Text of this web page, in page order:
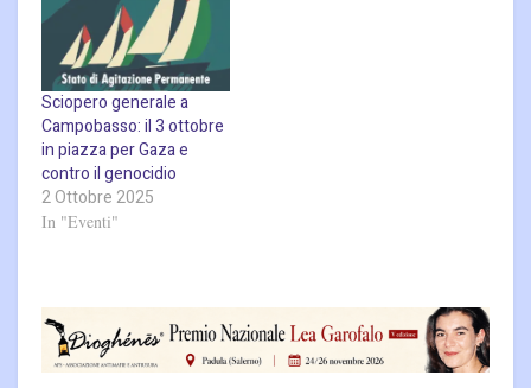
Sciopero generale a
Campobasso: il 3 ottobre
in piazza per Gaza e
contro il genocidio
2 Ottobre 2025
In "Eventi"